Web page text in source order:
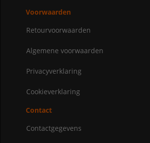
Voorwaarden
Retourvoorwaarden
Algemene voorwaarden
Privacyverklaring
Cookieverklaring
Contact
Contactgegevens